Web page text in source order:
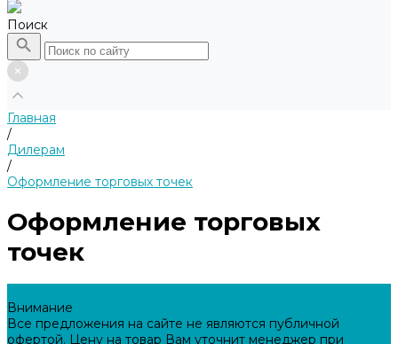
Поиск
Главная
/
Дилерам
/
Оформление торговых точек
Оформление торговых
точек
Внимание
Все предложения на сайте не являются публичной
офертой. Цену на товар Вам уточнит менеджер при